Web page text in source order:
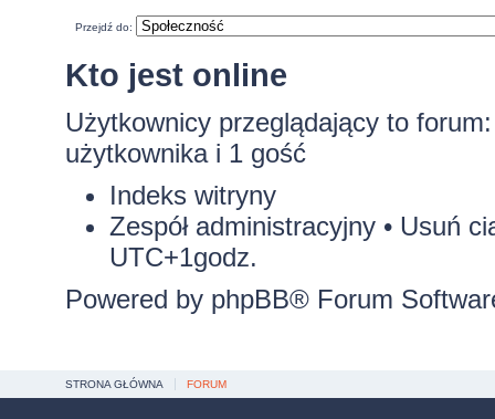
Przejdź do:
Kto jest online
Użytkownicy przeglądający to
użytkownika i 1 gość
Indeks witryny
Zespół administracyjny• Usuń
UTC+1godz.
Powered by phpBB® Forum
STRONA GŁÓWNA FORUM